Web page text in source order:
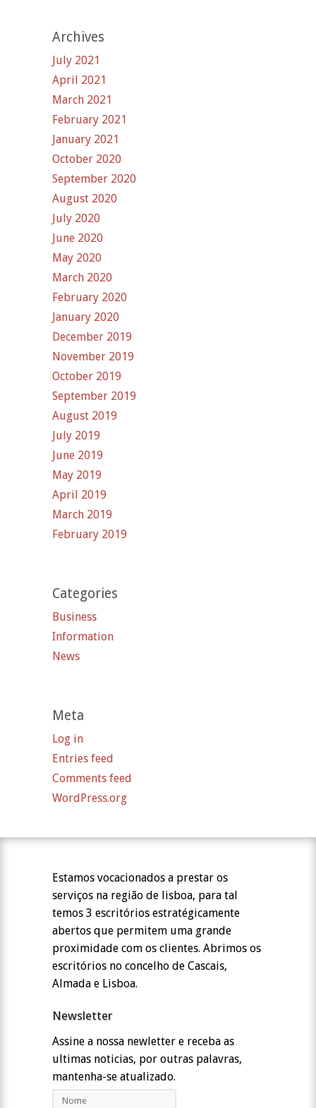
Archives
July 2021
April 2021
March 2021
February 2021
January 2021
October 2020
September 2020
August 2020
July 2020
June 2020
May 2020
March 2020
February 2020
January 2020
December 2019
November 2019
October 2019
September 2019
August 2019
July 2019
June 2019
May 2019
April 2019
March 2019
February 2019
Categories
Business
Information
News
Meta
Log in
Entries feed
Comments feed
WordPress.org
Estamos vocacionados a prestar os
serviços na região de lisboa, para tal
temos 3 escritórios estratégicamente
abertos que permitem uma grande
proximidade com os clientes. Abrimos os
escritórios no concelho de Cascais,
Almada e Lisboa.
Newsletter
Assine a nossa newletter e receba as
ultimas noticias, por outras palavras,
mantenha-se atualizado.